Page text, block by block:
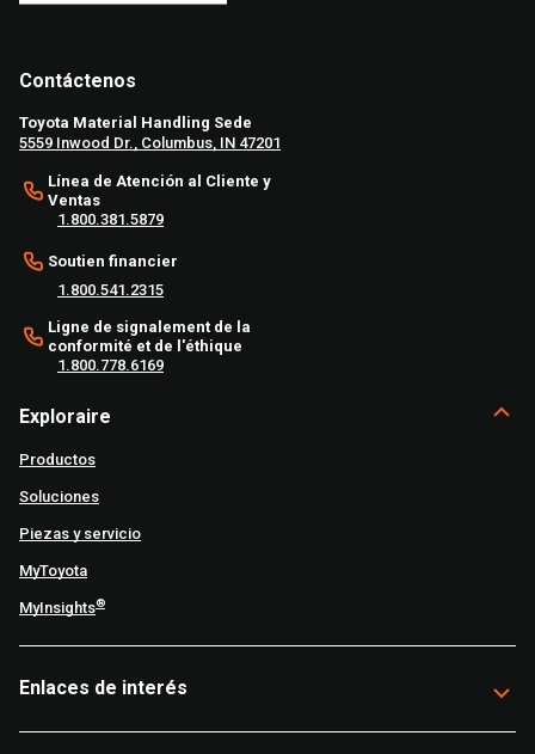
Contáctenos
Toyota Material Handling Sede
5559 Inwood Dr., Columbus, IN 47201
Línea de Atención al Cliente y
Ventas
1.800.381.5879
Soutien financier
1.800.541.2315
Ligne de signalement de la
conformité et de l'éthique
1.800.778.6169
Exploraire
Productos
Soluciones
Piezas y servicio
MyToyota
MyInsights®
Enlaces de interés